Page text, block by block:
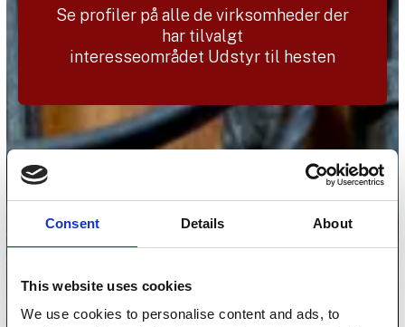
Consent Details About
This website uses cookies
We use cookies to personalise content and ads, to
Se profiler på alle de virksomheder der
har tilvalgt
interesseområdet Udstyr til hesten